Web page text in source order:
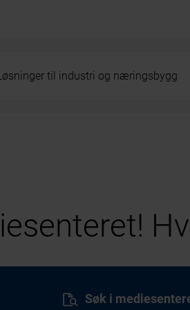
til industri og næringsbygg
Søk i